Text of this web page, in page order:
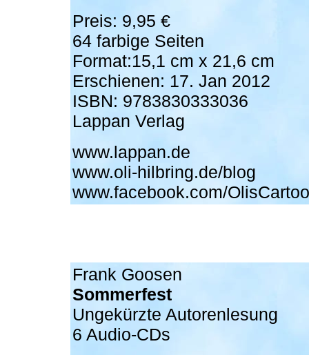
Preis: 9,95 €
64 farbige Seiten
Format:15,1 cm x 21,6 cm
Erschienen: 17. Jan 2012
ISBN: 9783830333036
Lappan Verlag
www.lappan.de
www.oli-hilbring.de/blog
www.facebook.com/
Frank Goosen
Sommerfest
Ungekürzte Autorenlesung
6 Audio-CDs